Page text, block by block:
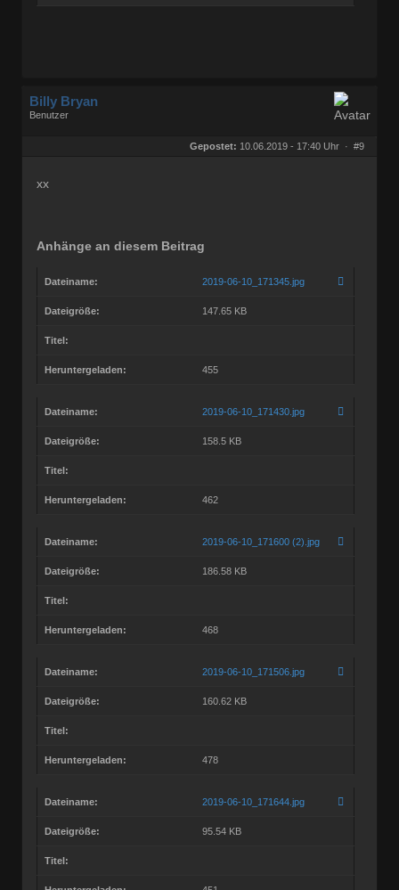
Billy Bryan
Benutzer
Gepostet: 10.06.2019 - 17:40 Uhr · #9
xx
Anhänge an diesem Beitrag
Dateiname: 2019-06-10_171345.jpg
Dateigröße: 147.65 KB
Titel:
Heruntergeladen: 455
Dateiname: 2019-06-10_171430.jpg
Dateigröße: 158.5 KB
Titel:
Heruntergeladen: 462
Dateiname: 2019-06-10_171600 (2).jpg
Dateigröße: 186.58 KB
Titel:
Heruntergeladen: 468
Dateiname: 2019-06-10_171506.jpg
Dateigröße: 160.62 KB
Titel:
Heruntergeladen: 478
Dateiname: 2019-06-10_171644.jpg
Dateigröße: 95.54 KB
Titel: